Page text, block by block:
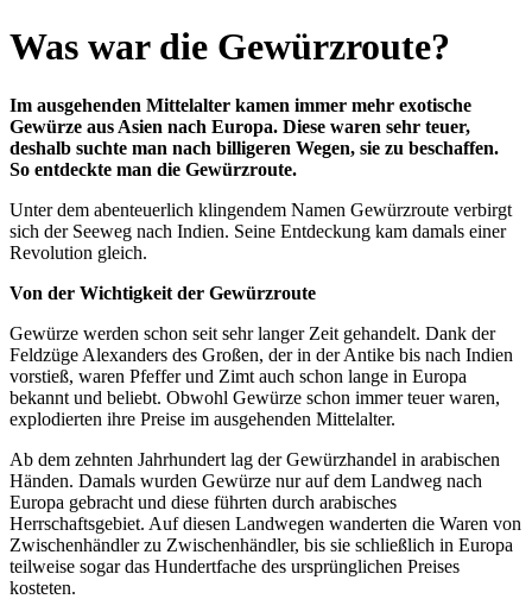
Was war die Gewürzroute?
Im ausgehenden Mittelalter kamen immer mehr exotische
Gewürze aus Asien nach Europa. Diese waren sehr teuer,
deshalb suchte man nach billigeren Wegen, sie zu beschaffen.
So entdeckte man die Gewürzroute.
Unter dem abenteuerlich klingendem Namen Gewürzroute verbirgt
sich der Seeweg nach Indien. Seine Entdeckung kam damals einer
Revolution gleich.
Von der Wichtigkeit der Gewürzroute
Gewürze werden schon seit sehr langer Zeit gehandelt. Dank der
Feldzüge Alexanders des Großen, der in der Antike bis nach Indien
vorstieß, waren Pfeffer und Zimt auch schon lange in Europa
bekannt und beliebt. Obwohl Gewürze schon immer teuer waren,
explodierten ihre Preise im ausgehenden Mittelalter.
Ab dem zehnten Jahrhundert lag der Gewürzhandel in arabischen
Händen. Damals wurden Gewürze nur auf dem Landweg nach
Europa gebracht und diese führten durch arabisches
Herrschaftsgebiet. Auf diesen Landwegen wanderten die Waren von
Zwischenhändler zu Zwischenhändler, bis sie schließlich in Europa
teilweise sogar das Hundertfache des ursprünglichen Preises
kosteten.